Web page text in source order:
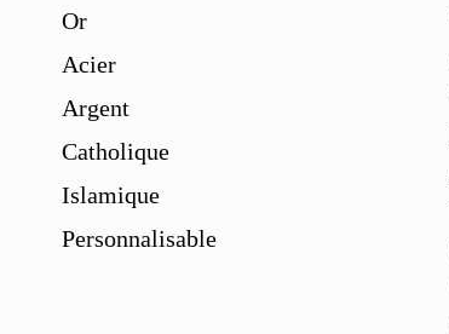
Or
Acier
Argent
Catholique
Islamique
Personnalisable